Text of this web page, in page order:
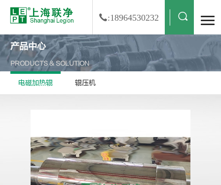
:18964530232
产品中心
PRODUCTS & SOLUTION
电磁加热辊 辊压机